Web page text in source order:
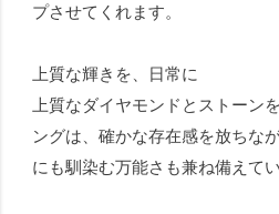
プさせてくれます。
上質な輝きを、日常に
上質なダイヤモンドとストーン
ングは、確かな存在感を放ちな
にも馴染む万能さも兼ね備えてい